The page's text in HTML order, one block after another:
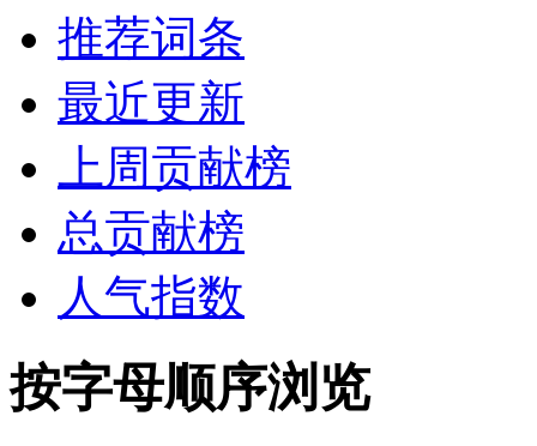
推荐词条
最近更新
上周贡献榜
总贡献榜
人气指数
按字母顺序浏览